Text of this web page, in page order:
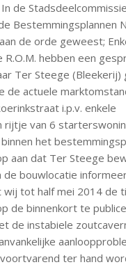
In de
Bestemmingsplannen
de orde geweest;
R.O.M. hebben een
Ter Steege (Bleekerij)
de actuele
i.p.v. enkele
rijtje van 6
het
aan dat Ter Steege
de bouwlocatie
wij tot half mei 2014 de
de binnenkort te
de instabiele
ter hand